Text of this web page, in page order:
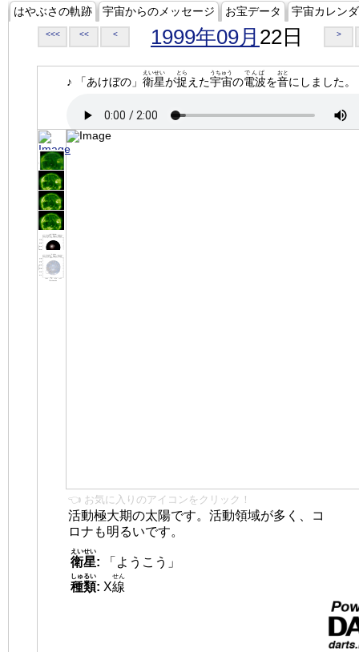
はやぶさの軌跡 宇宙からのメッセージ お宝データ 宇宙カレン
<<< << < 1999年09月 22日 >
♪ 「あけぼの」 衛星
えいせい
が捉
とら
えた宇宙
うちゅう
の電波
でんぱ
を音
おと
にしました。
👈 お気に入りのアイコンをクリック！
活動極大期の太陽です。活動領域が多く、コ
ロナも明るいです。
衛星
えいせい
:
「ようこう」
種類
しゅるい
: X線
せん